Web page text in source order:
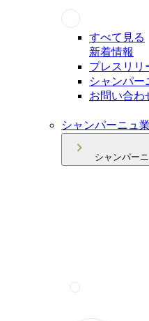
すべて見る
新着情報
プレスリリ
シャンパー
お問い合わ
シャンパーニュ
シャンパー